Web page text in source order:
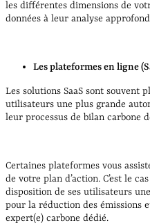
les différentes dimensions de
données à leur analyse
Les plateformes en ligne
Les solutions SaaS sont souvent
utilisateurs une plus grande
leur processus de bilan carbone
Certaines plateformes vous
de votre plan d’action. C’est le
disposition de ses utilisateurs
pour la réduction des émissions
expert(e) carbone dédié.